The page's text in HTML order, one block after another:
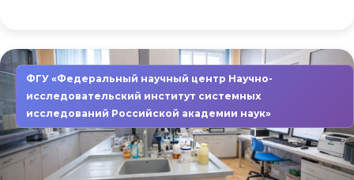
ФГУ «Федеральный научный центр Научно-
исследовательский институт системных
исследований Российской академии наук»